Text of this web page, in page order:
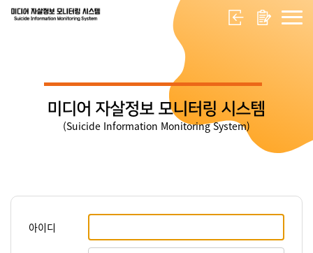
미디어 자살정보 모니터링 시스템
(Suicide Information Monitoring System)
아이디